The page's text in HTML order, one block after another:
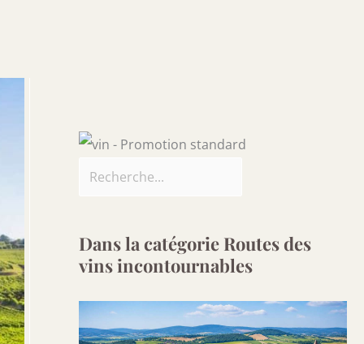
Dans la catégorie Routes des
vins incontournables